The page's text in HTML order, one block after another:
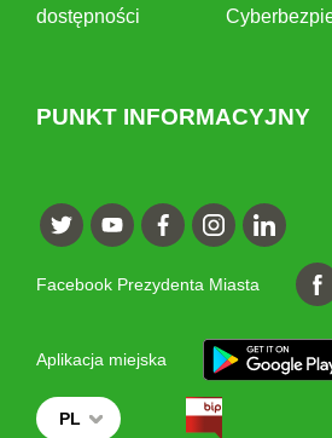
dostępności
PUNKT INFORMACYJNY
Facebook Prezydenta Miasta
Aplikacja miejska
PL